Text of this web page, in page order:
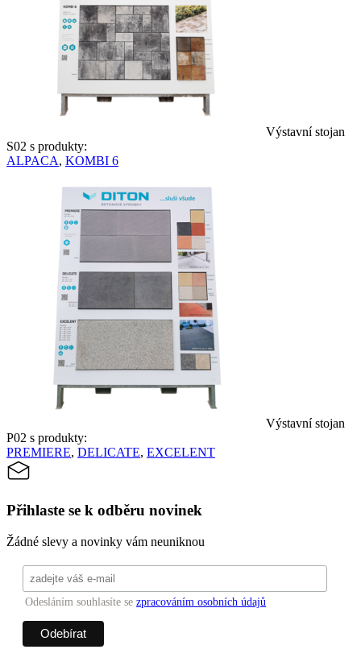
Výstavní stojan
S02 s produkty:
ALPACA, KOMBI 6
Výstavní stojan
P02 s produkty:
PREMIERE, DELICATE, EXCELENT
Přihlaste se k odběru novinek
Žádné slevy a novinky vám neuniknou
Odesláním souhlasíte se zpracováním osobních údajů